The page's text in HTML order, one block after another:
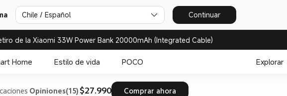
Chile / Español Continuar
de la Xiaomi 33W Power Bank 20000mAh (Integrated Cable)
Home Estilo de vida POCO Explorar
Opiniones(15) $27.990 Comprar ahora